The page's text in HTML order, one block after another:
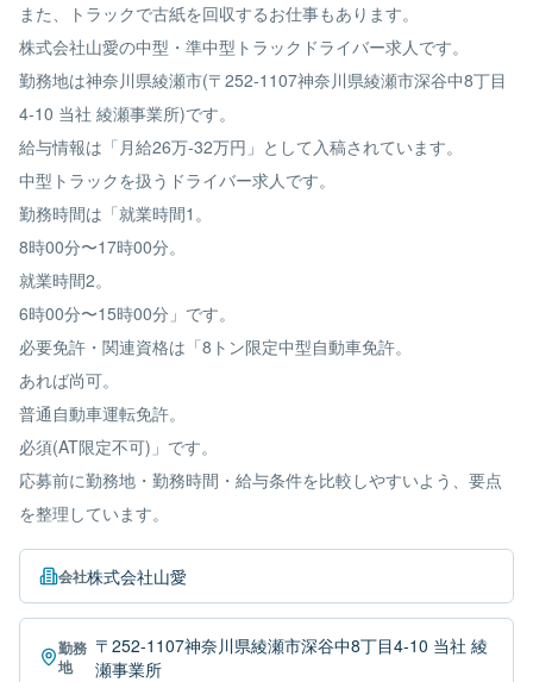
また、トラックで古紙を回収するお仕事もあります。
株式会社山愛の中型・準中型トラックドライバー求人です。
勤務地は神奈川県綾瀬市(〒252-1107神奈川県綾瀬市深谷中8丁目
4-10 当社 綾瀬事業所)です。
給与情報は「月給26万-32万円」として入稿されています。
中型トラックを扱うドライバー求人です。
勤務時間は「就業時間1。
8時00分〜17時00分。
就業時間2。
6時00分〜15時00分」です。
必要免許・関連資格は「8トン限定中型自動車免許。
あれば尚可。
普通自動車運転免許。
必須(AT限定不可)」です。
応募前に勤務地・勤務時間・給与条件を比較しやすいよう、要点
を整理しています。
会社株式会社山愛
勤務
地
〒252-1107神奈川県綾瀬市深谷中8丁目4-10 当社 綾
瀬事業所